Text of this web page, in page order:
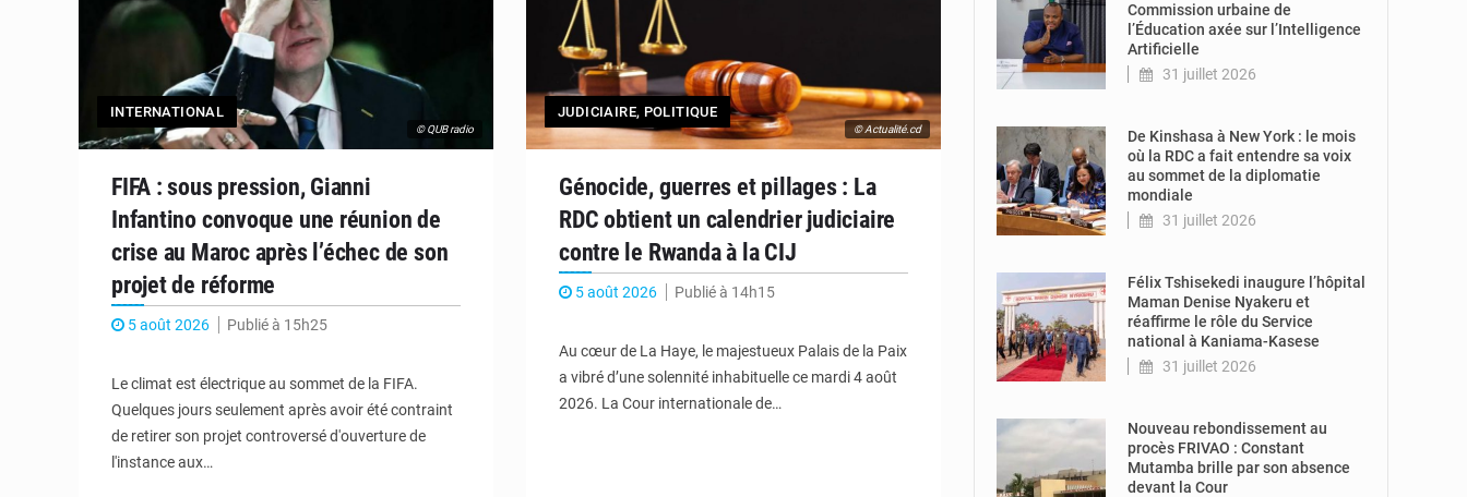
© QUB radio
INTERNATIONAL
FIFA : sous pression, Gianni
Infantino convoque une réunion de
crise au Maroc après l’échec de son
projet de réforme
5 août 2026 Publié à 15h25
Le climat est électrique au sommet de la FIFA.
Quelques jours seulement après avoir été contraint
de retirer son projet controversé d'ouverture de
l'instance aux…
© Actualité.cd
JUDICIAIRE, POLITIQUE
Génocide, guerres et pillages : La
RDC obtient un calendrier judiciaire
contre le Rwanda à la CIJ
5 août 2026 Publié à 14h15
Au cœur de La Haye, le majestueux Palais de la Paix
a vibré d’une solennité inhabituelle ce mardi 4 août
2026. La Cour internationale de…
Commission urbaine de
l’Éducation axée sur l’Intelligence
Artificielle
31 juillet 2026
De Kinshasa à New York : le mois
où la RDC a fait entendre sa voix
au sommet de la diplomatie
mondiale
31 juillet 2026
Félix Tshisekedi inaugure l’hôpital
Maman Denise Nyakeru et
réaffirme le rôle du Service
national à Kaniama-Kasese
31 juillet 2026
Nouveau rebondissement au
procès FRIVAO : Constant
Mutamba brille par son absence
devant la Cour